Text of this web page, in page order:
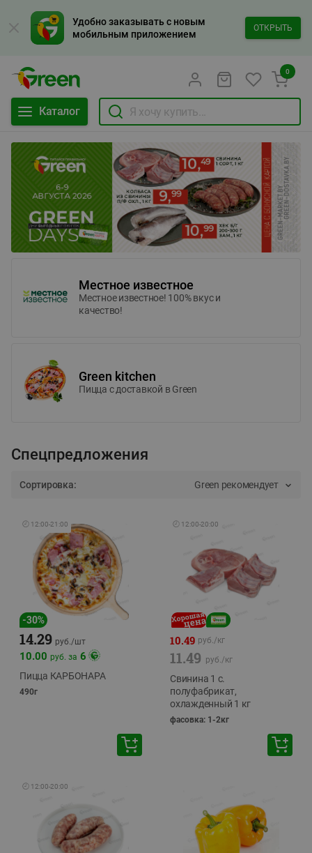
Удобно заказывать с новым
мобильным приложением
ОТКРЫТЬ
Каталог
0
Местное известное
Местное известное! 100% вкус и
качество!
Green kitchen
Пицца c доставкой в Green
Спецпредложения
Сортировка: Green рекомендует
🕘 12:00-21:00
-30%
14.29 руб./шт
10.00 руб. за 6
Пицца КАРБОНАРА
490г
🕘 12:00-20:00
10.49 руб./кг
11.49 руб./кг
Свинина 1 с.
полуфабрикат,
охлажденный 1 кг
фасовка: 1-2кг
🕘 12:00-20:00